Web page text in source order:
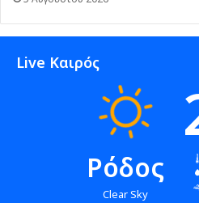
Live Καιρός
Ρόδος
Clear Sky